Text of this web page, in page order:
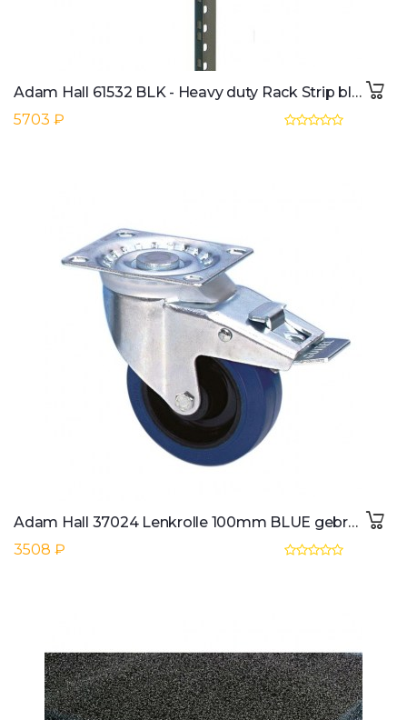
Adam Hall 61532 BLK - Heavy duty Rack Strip black 45 U
5703 ₽
Adam Hall 37024 Lenkrolle 100mm BLUE gebremst
3508 ₽